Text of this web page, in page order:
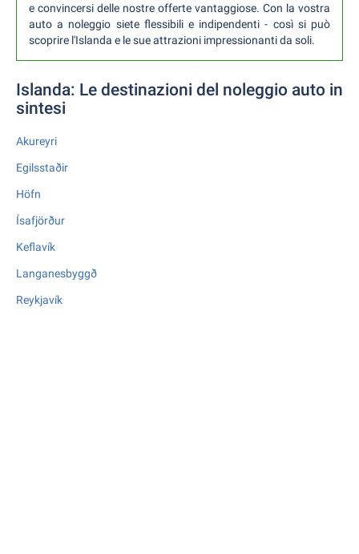
e convincersi delle nostre offerte vantaggiose. Con la vostra
auto a noleggio siete flessibili e indipendenti - così si può
scoprire l'Islanda e le sue attrazioni impressionanti da soli.
Islanda: Le destinazioni del noleggio auto in
sintesi
Akureyri
Egilsstaðir
Höfn
Ísafjörður
Keflavík
Langanesbyggð
Reykjavík